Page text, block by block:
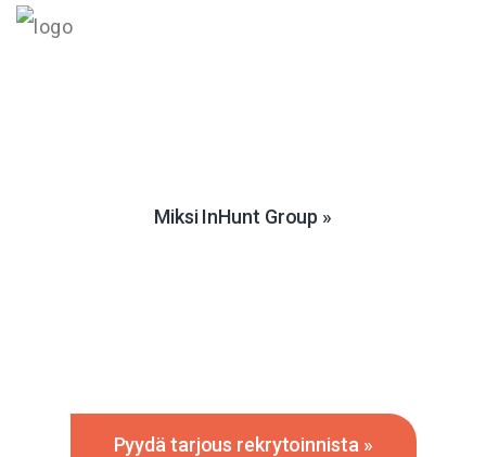
Miksi InHunt Group »
Pyydä tarjous rekrytoinnista »